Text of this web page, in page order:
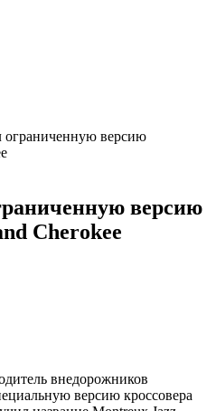
ограниченную версию
версию
Cherokee
внедорожников
версию кроссовера